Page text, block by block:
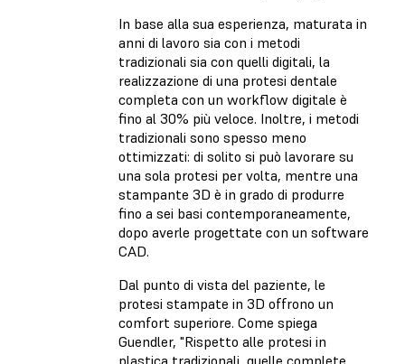
In base alla sua esperienza, maturata in
anni di lavoro sia con i metodi
tradizionali sia con quelli digitali, la
realizzazione di una protesi dentale
completa con un workflow digitale è
fino al 30% più veloce. Inoltre, i metodi
tradizionali sono spesso meno
ottimizzati: di solito si può lavorare su
una sola protesi per volta, mentre una
stampante 3D è in grado di produrre
fino a sei basi contemporaneamente,
dopo averle progettate con un software
CAD.
Dal punto di vista del paziente, le
protesi stampate in 3D offrono un
comfort superiore. Come spiega
Guendler, "Rispetto alle protesi in
plastica tradizionali, quelle complete